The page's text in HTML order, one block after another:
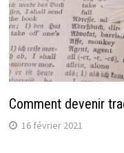
Comment devenir
16 février 2021